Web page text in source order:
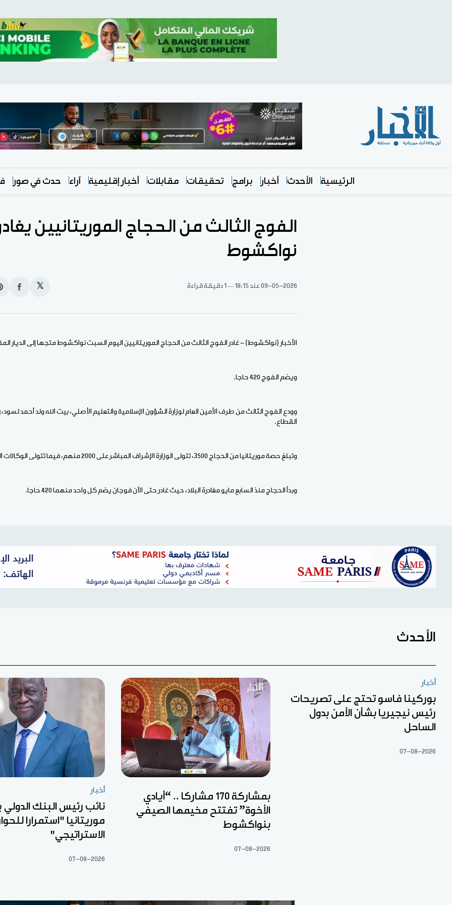
الرئيسية الأحدث أخبار برامج تحقيقات مقابلات أخبار إقليمية آراء حدث في صور
الفوج الثالث من الحجاج الموريتانيين
نواكشوط
09-05-2026عند 18:15 1 دقيقة قراءة 𝕏
انشر
الأخبار (نواكشوط) - غادر الفوج الثالث من الحجاج الموريتانيين اليوم السبت نواكشوط متجها إلى الديار
ويضم الفوج 420 حاجا.
وودع الفوج الثالث من طرف الأمين العام لوزارة الشؤون الإسلامية والتعليم الأصلي، بيت الله ولد أحمد
القطاع.
وتبلغ حصة موريتانيا من الحجاج 3500، تتولى الوزارة الإشراف المباشر على 2000 منهم، فيما تتولى الوكالات السياحية حج 1500.
وبدأ الحجاج منذ السابع مايو مغادرة البلاد، حيث غادر حتى الآن فوجان يضم كل واحد منهما 420 حاجا.
الأحدث
أخبار
بوركينا فاسو تحتج على تصريحات
رئيس نيجيريا بشأن الأمن بدول
الساحل
07-08-2026
بمشاركة 170 مشاركا .. “أيادي
الأخوة” تفتتح مخيمها الصيفي
بنواكشوط
07-08-2026
أخبار
نائب رئيس البنك الدولي
موريتانيا "استمرارا
الاستراتيجي"
07-08-2026